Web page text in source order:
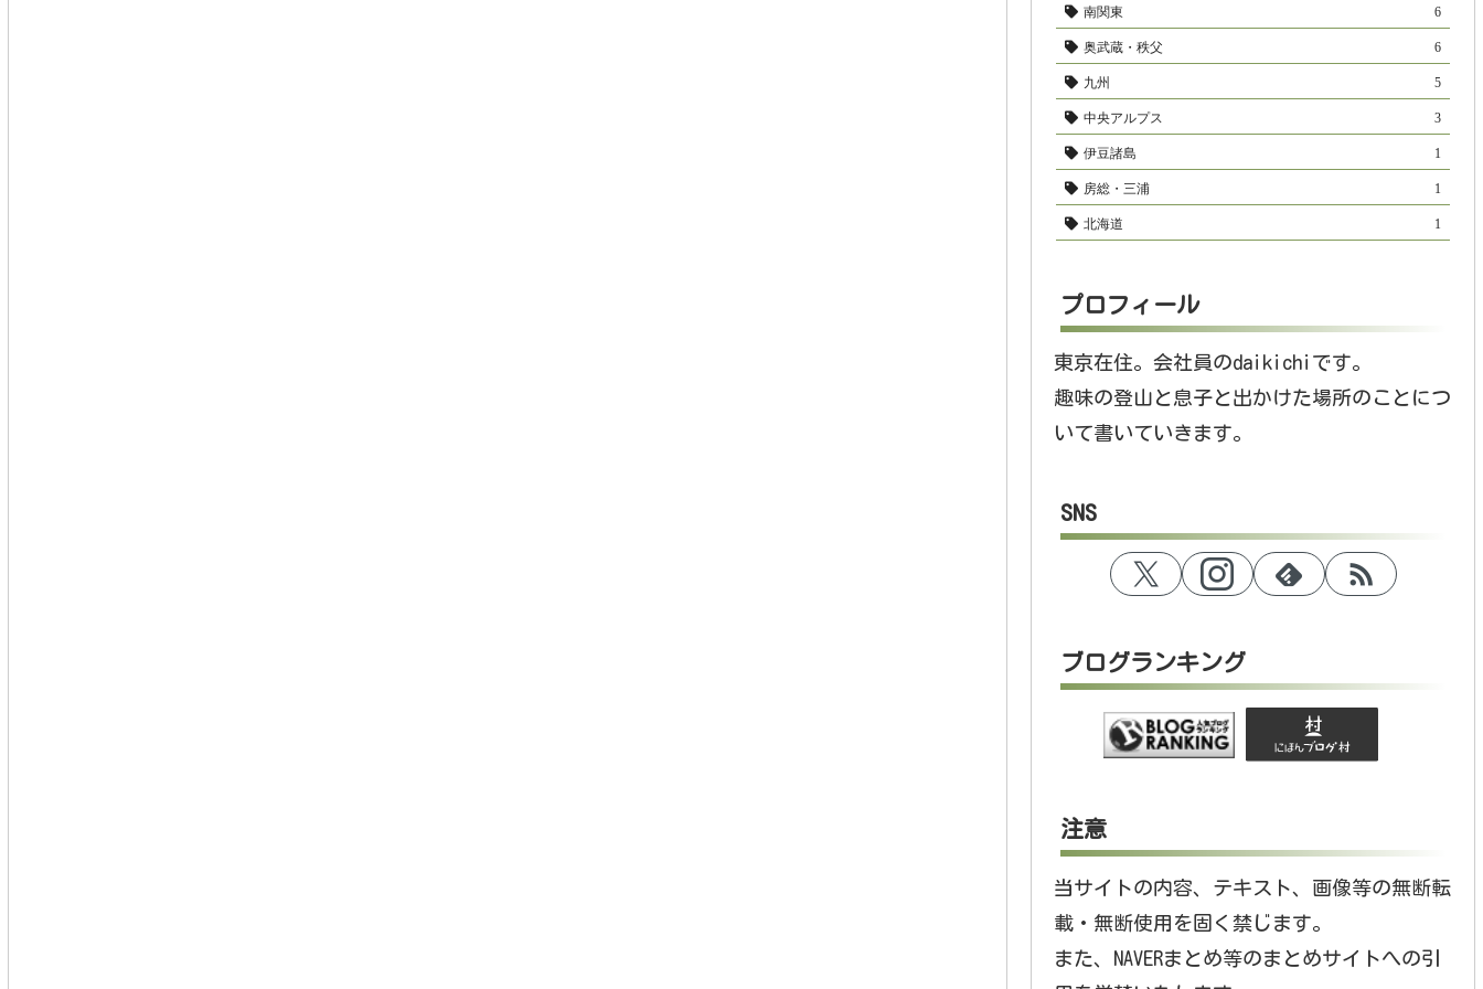
南関東 6
奥武蔵・秩父 6
九州 5
中央アルプス 3
伊豆諸島 1
房総・三浦 1
北海道 1
プロフィール
東京在住。会社員のdaikichiです。
趣味の登山と息子と出かけた場所のことにつ
いて書いていきます。
SNS
ブログランキング
注意
当サイトの内容、テキスト、画像等の無断転
載・無断使用を固く禁じます。
また、NAVERまとめ等のまとめサイトへの引